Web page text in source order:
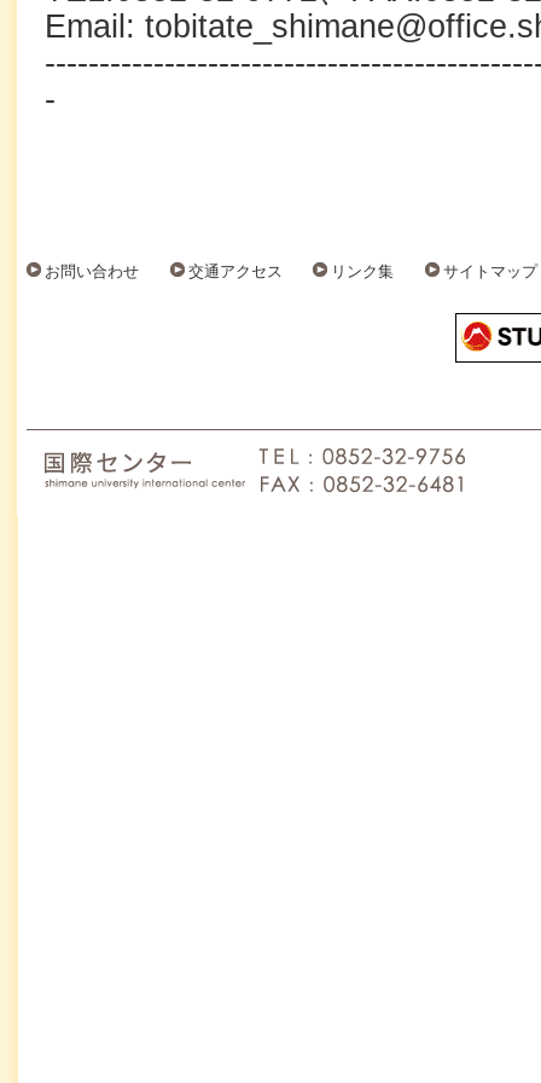
Email:
-
お問い合わせ 交通アクセス リンク集 サイトマップ